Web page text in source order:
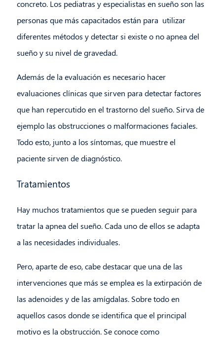
concreto. Los pediatras y especialistas en sueño son las
personas que más capacitados están para utilizar
diferentes métodos y detectar si existe o no apnea del
sueño y su nivel de gravedad.
Además de la evaluación es necesario hacer
evaluaciones clínicas que sirven para detectar factores
que han repercutido en el trastorno del sueño. Sirva de
ejemplo las obstrucciones o malformaciones faciales.
Todo esto, junto a los síntomas, que muestre el
paciente sirven de diagnóstico.
Tratamientos
Hay muchos tratamientos que se pueden seguir para
tratar la apnea del sueño. Cada uno de ellos se adapta
a las necesidades individuales.
Pero, aparte de eso, cabe destacar que una de las
intervenciones que más se emplea es la extirpación de
las adenoides y de las amígdalas. Sobre todo en
aquellos casos donde se identifica que el principal
motivo es la obstrucción. Se conoce como